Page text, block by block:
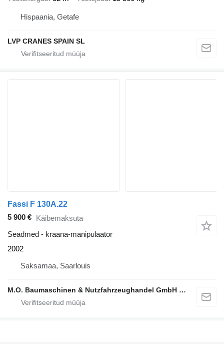
Hispaania, Getafe
LVP CRANES SPAIN SL
Fassi F 130A.22
5 900 € Käibemaksuta
Seadmed - kraana-manipulaator
2002
Saksamaa, Saarlouis
M.O. Baumaschinen & Nutzfahrzeughandel GmbH & CO.